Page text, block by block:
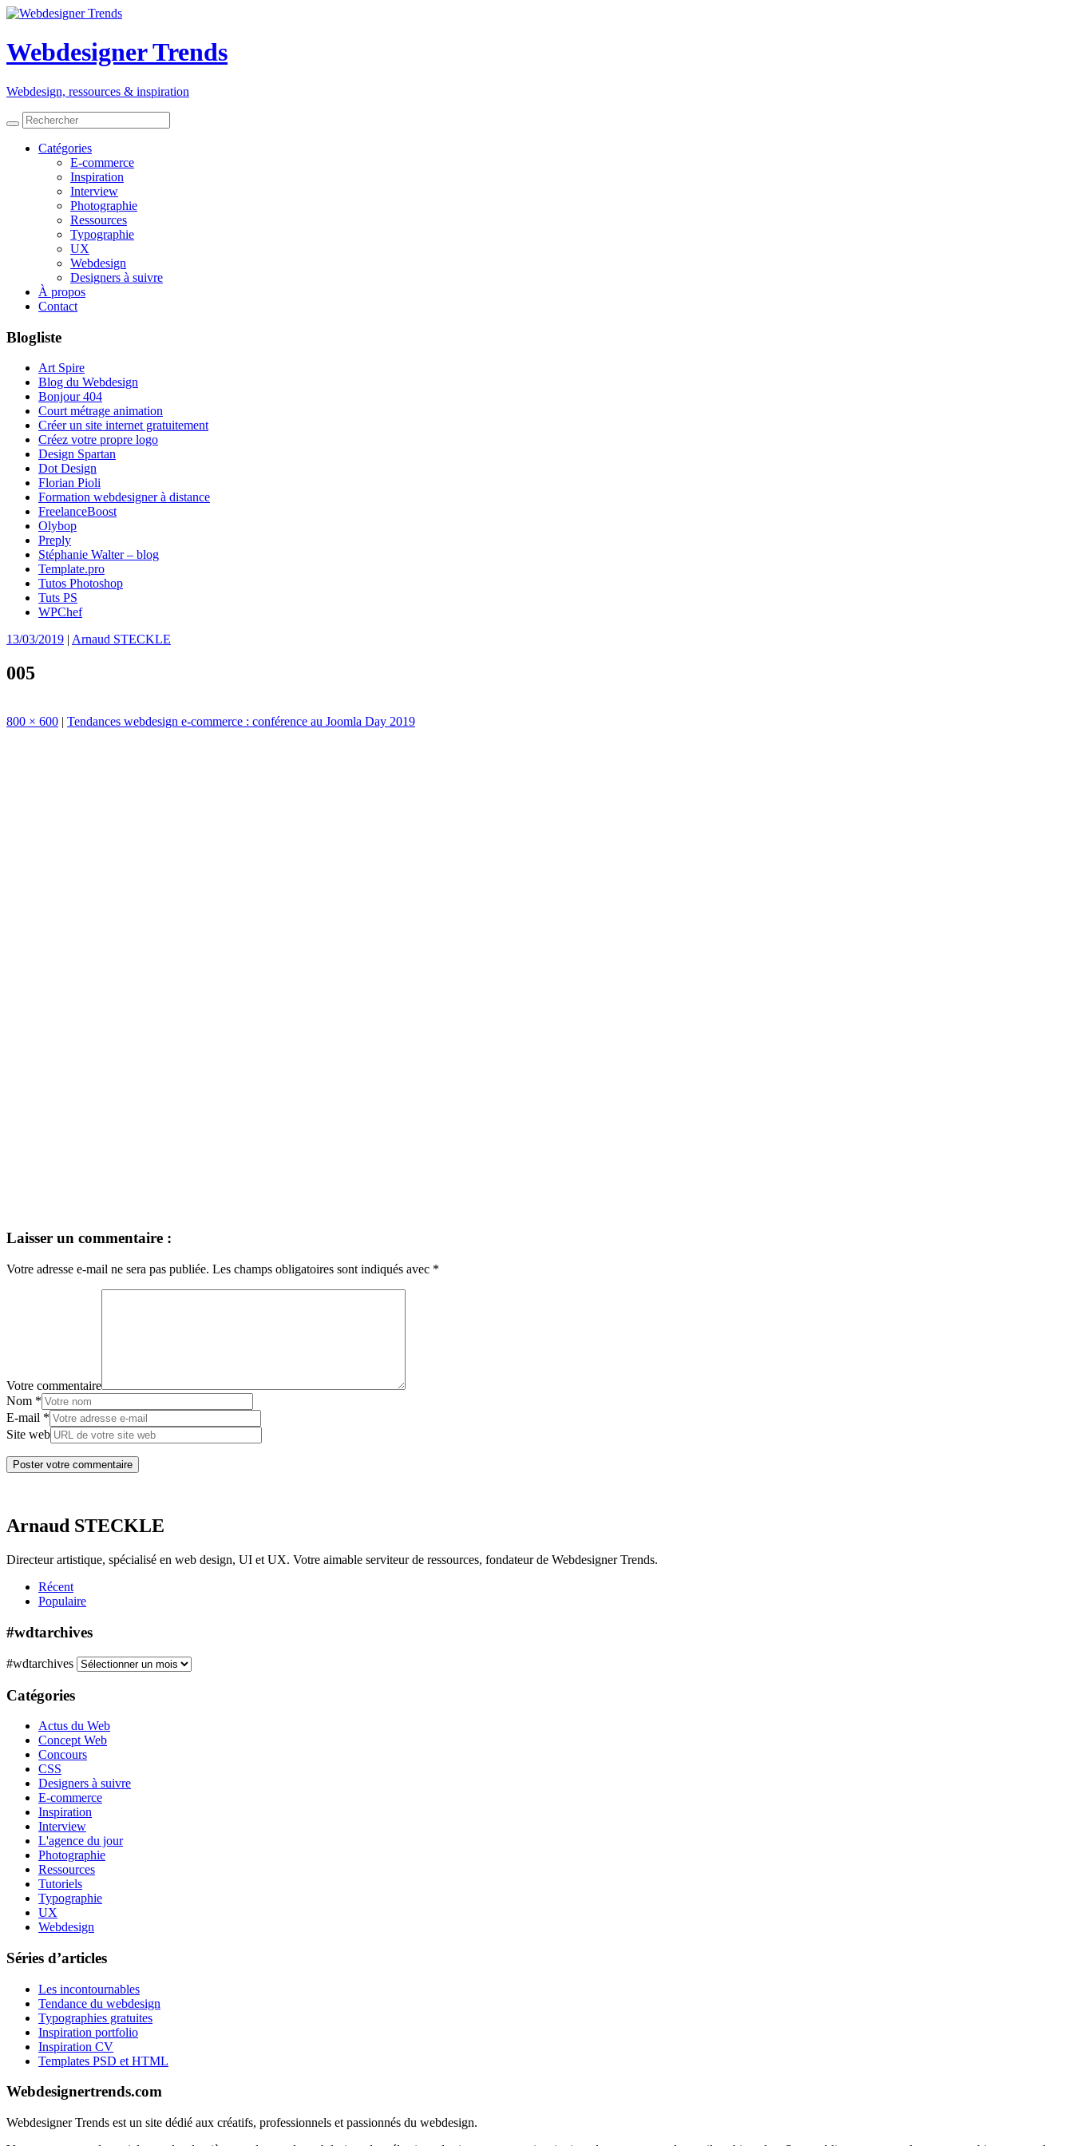
Webdesigner Trends
Webdesign, ressources & inspiration
Catégories
E-commerce
Inspiration
Interview
Photographie
Ressources
Typographie
UX
Webdesign
Designers à suivre
À propos
Contact
Blogliste
Art Spire
Blog du Webdesign
Bonjour 404
Court métrage animation
Créer un site internet gratuitement
Créez votre propre logo
Design Spartan
Dot Design
Florian Pioli
Formation webdesigner à distance
FreelanceBoost
Olybop
Preply
Stéphanie Walter – blog
Template.pro
Tutos Photoshop
Tuts PS
WPChef
13/03/2019 | Arnaud STECKLE
005
800 × 600 | Tendances webdesign e-commerce : conférence au Joomla Day 2019
Laisser un commentaire :
Votre adresse e-mail ne sera pas publiée. Les champs obligatoires sont indiqués avec *
Votre commentaire
Nom *
E-mail *
Site web
Arnaud STECKLE
Directeur artistique, spécialisé en web design, UI et UX. Votre aimable serviteur de ressources, fondateur de Webdesigner Trends.
Récent
Populaire
#wdtarchives
#wdtarchives
Catégories
Actus du Web
Concept Web
Concours
CSS
Designers à suivre
E-commerce
Inspiration
Interview
L'agence du jour
Photographie
Ressources
Tutoriels
Typographie
UX
Webdesign
Séries d’articles
Les incontournables
Tendance du webdesign
Typographies gratuites
Inspiration portfolio
Inspiration CV
Templates PSD et HTML
Webdesignertrends.com
Webdesigner Trends est un site dédié aux créatifs, professionnels et passionnés du webdesign.